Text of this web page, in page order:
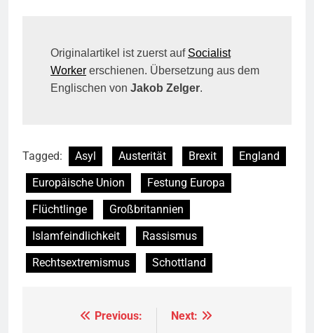
Originalartikel ist zuerst auf Socialist
Worker erschienen. Übersetzung aus dem
Englischen von Jakob Zelger.
Tagged: Asyl Austerität Brexit
England
Europäische Union
Festung Europa
Flüchtlinge
Großbritannien
Islamfeindlichkeit
Rassismus
Rechtsextremismus
Schottland
Beitragsnavigation
Previous:
Next: